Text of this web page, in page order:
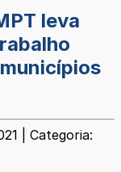
leva
| Categoria: